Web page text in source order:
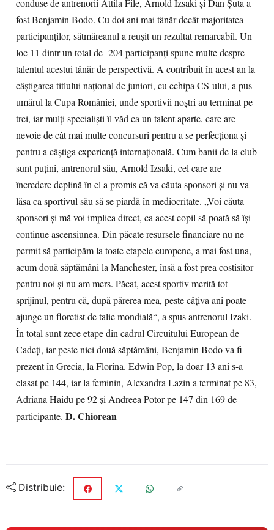
conduse de antrenorii Attila File, Arnold Izsaki şi Dan Şuta a
fost Benjamin Bodo. Cu doi ani mai tânăr decât majoritatea
participanţilor, sătmăreanul a reuşit un rezultat remarcabil. Un
loc 11 dintr-un total de 204 participanţi spune multe despre
talentul acestui tânăr de perspectivă. A contribuit în acest an la
câştigarea titlului naţional de juniori, cu echipa CS-ului, a pus
umărul la Cupa României, unde sportivii noştri au terminat pe
trei, iar mulţi specialişti îl văd ca un talent aparte, care are
nevoie de cât mai multe concursuri pentru a se perfecţiona şi
pentru a câştiga experienţă internaţională. Cum banii de la club
sunt puţini, antrenorul său, Arnold Izsaki, cel care are
încredere deplină în el a promis că va căuta sponsori şi nu va
lăsa ca sportivul său să se piardă în mediocritate. „Voi căuta
sponsori şi mă voi implica direct, ca acest copil să poată să îşi
continue ascensiunea. Din păcate resursele financiare nu ne
permit să participăm la toate etapele europene, a mai fost una,
acum două săptămâni la Manchester, însă a fost prea costisitor
pentru noi şi nu am mers. Păcat, acest sportiv merită tot
sprijinul, pentru că, după părerea mea, peste câţiva ani poate
ajunge un floretist de talie mondială“, a spus antrenorul Izaki.
În total sunt zece etape din cadrul Circuitului European de
Cadeţi, iar peste nici două săptămâni, Benjamin Bodo va fi
prezent în Grecia, la Florina. Edwin Pop, la doar 13 ani s-a
clasat pe 144, iar la feminin, Alexandra Lazin a terminat pe 83,
Adriana Haidu pe 92 şi Andreea Potor pe 147 din 169 de
participante. D. Chiorean
Distribuie: